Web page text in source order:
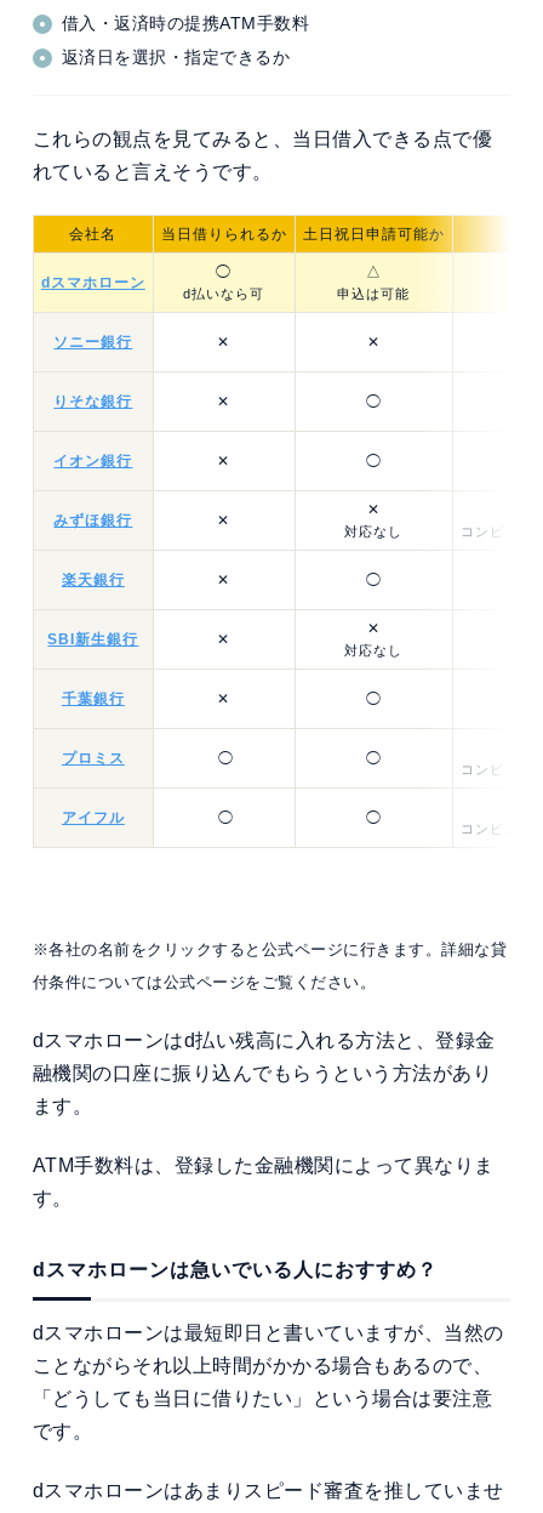
借入・返済時の提携ATM手数料
返済日を選択・指定できるか
これらの観点を見てみると、当日借入できる点で優
れていると言えそうです。
会社名 当日借りられるか 土日祝日申請可能か
dスマホローン
◯
d払いなら可
△
申込は可能
ソニー銀行 ✕ ✕
りそな銀行 ✕ ◯
イオン銀行 ✕ ◯
みずほ銀行 ✕
✕
対応なし コンビニ提
楽天銀行 ✕ ◯
SBI新生銀行 ✕
✕
対応なし
千葉銀行 ✕ ◯
プロミス ◯ ◯
コンビニ提
アイフル ◯ ◯
コンビニ提
※各社の名前をクリックすると公式ページに行きます。詳細な貸
付条件については公式ページをご覧ください。
dスマホローンはd払い残高に入れる方法と、登録金
融機関の口座に振り込んでもらうという方法があり
ます。
ATM手数料は、登録した金融機関によって異なりま
す。
dスマホローンは急いでいる人におすすめ？
dスマホローンは最短即日と書いていますが、当然の
ことながらそれ以上時間がかかる場合もあるので、
「どうしても当日に借りたい」という場合は要注意
です。
dスマホローンはあまりスピード審査を推していませ